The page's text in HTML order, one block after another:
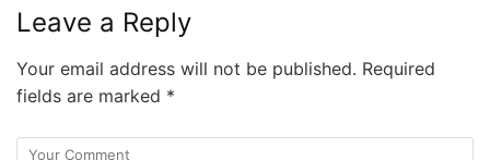
Leave a Reply
Your email address will not be published. Required
fields are marked *